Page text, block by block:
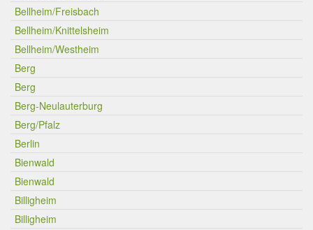
Bellheim/Freisbach
Bellheim/Knittelsheim
Bellheim/Westheim
Berg
Berg
Berg-Neulauterburg
Berg/Pfalz
Berlin
Bienwald
Bienwald
Billigheim
Billigheim